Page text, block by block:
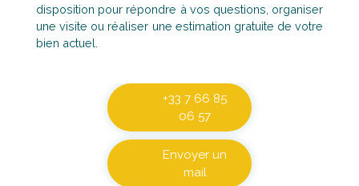
disposition pour répondre à vos questions, organiser
une visite ou réaliser une estimation gratuite de votre
bien actuel.
+33 7 66 85
06 57
Envoyer un
mail